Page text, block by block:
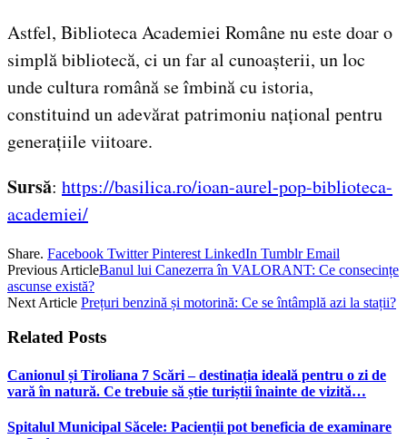
Astfel, Biblioteca Academiei Române nu este doar o
simplă bibliotecă, ci un far al cunoașterii, un loc
unde cultura română se îmbină cu istoria,
constituind un adevărat patrimoniu național pentru
generațiile viitoare.
Sursă: https://basilica.ro/ioan-aurel-pop-biblioteca-
academiei/
Share. Facebook Twitter Pinterest LinkedIn Tumblr Email
Previous ArticleBanul lui Canezerra în VALORANT: Ce consecințe
ascunse există?
Next Article Prețuri benzină și motorină: Ce se întâmplă azi la stații?
Related Posts
Canionul și Tiroliana 7 Scări – destinația ideală pentru o zi de
vară în natură. Ce trebuie să știe turiștii înainte de vizită…
Spitalul Municipal Săcele: Pacienții pot beneficia de examinare